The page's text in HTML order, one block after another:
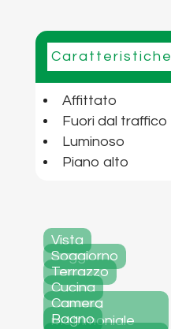
Caratteristiche
Affittato
Fuori dal traffico
Luminoso
Piano alto
Vista
Soggiorno
Terrazzo
Cucina
Camera
matrimoniale
Bagno